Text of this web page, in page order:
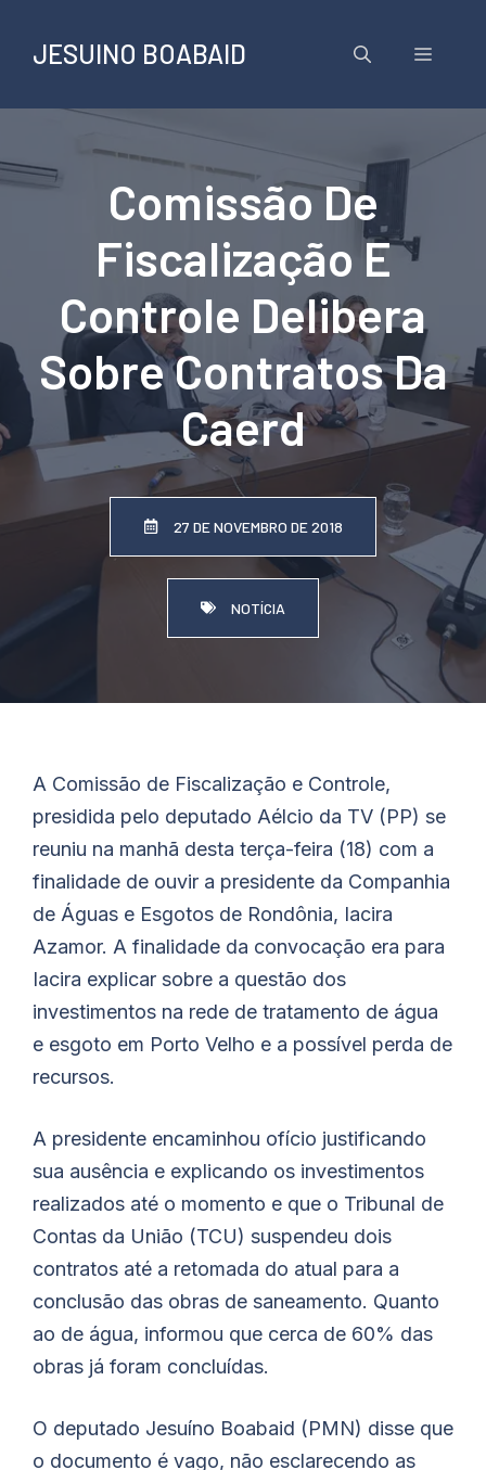
conteúdo
JESUINO BOABAID Menu
Comissão De
Fiscalização E
Controle Delibera
Sobre Contratos Da
Caerd
27 DE NOVEMBRO DE 2018
NOTÍCIA
A Comissão de Fiscalização e Controle,
presidida pelo deputado Aélcio da TV (PP) se
reuniu na manhã desta terça-feira (18) com a
finalidade de ouvir a presidente da Companhia
de Águas e Esgotos de Rondônia, Iacira
Azamor. A finalidade da convocação era para
Iacira explicar sobre a questão dos
investimentos na rede de tratamento de água
e esgoto em Porto Velho e a possível perda de
recursos.
A presidente encaminhou ofício justificando
sua ausência e explicando os investimentos
realizados até o momento e que o Tribunal de
Contas da União (TCU) suspendeu dois
contratos até a retomada do atual para a
conclusão das obras de saneamento. Quanto
ao de água, informou que cerca de 60% das
obras já foram concluídas.
O deputado Jesuíno Boabaid (PMN) disse que
o documento é vago, não esclarecendo as